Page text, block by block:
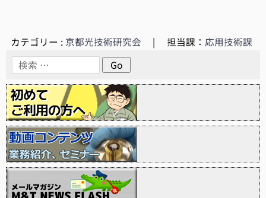
カテゴリー : 京都光技術研究会 | 担当課： 応用技術課